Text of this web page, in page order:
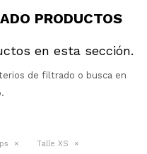
PRODUCTOS
en esta sección.
de filtrado o busca en
Talle XS